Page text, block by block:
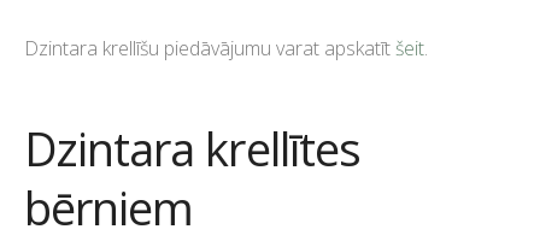
Dzintara krellīšu piedāvājumu varat apskatītšeit.
Dzintara krellītes
bērniem